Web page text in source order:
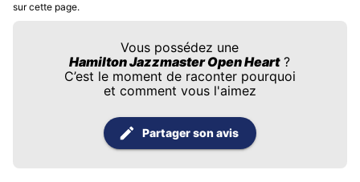
sur cette page.
Vous possédez une
Hamilton Jazzmaster Open Heart?
C’est le moment de raconter pourquoi
et comment vous l'aimez
Partager son avis